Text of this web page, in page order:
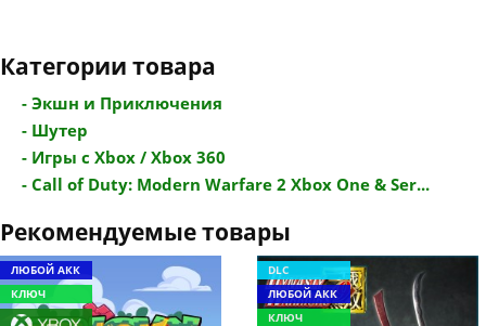
Категории товара
- Экшн и Приключения
- Шутер
- Игры с Xbox / Xbox 360
- Call of Duty: Modern Warfare 2 Xbox One & Ser...
Рекомендуемые товары
ЛЮБОЙ АКК
КЛЮЧ
DLC
ЛЮБОЙ АКК
КЛЮЧ